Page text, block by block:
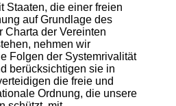
Staaten, die einer freien
auf Grundlage des
Charta der Vereinten
nehmen wir
Folgen der Systemrivalität
berücksichtigen sie in
die freie und
Ordnung, die unsere